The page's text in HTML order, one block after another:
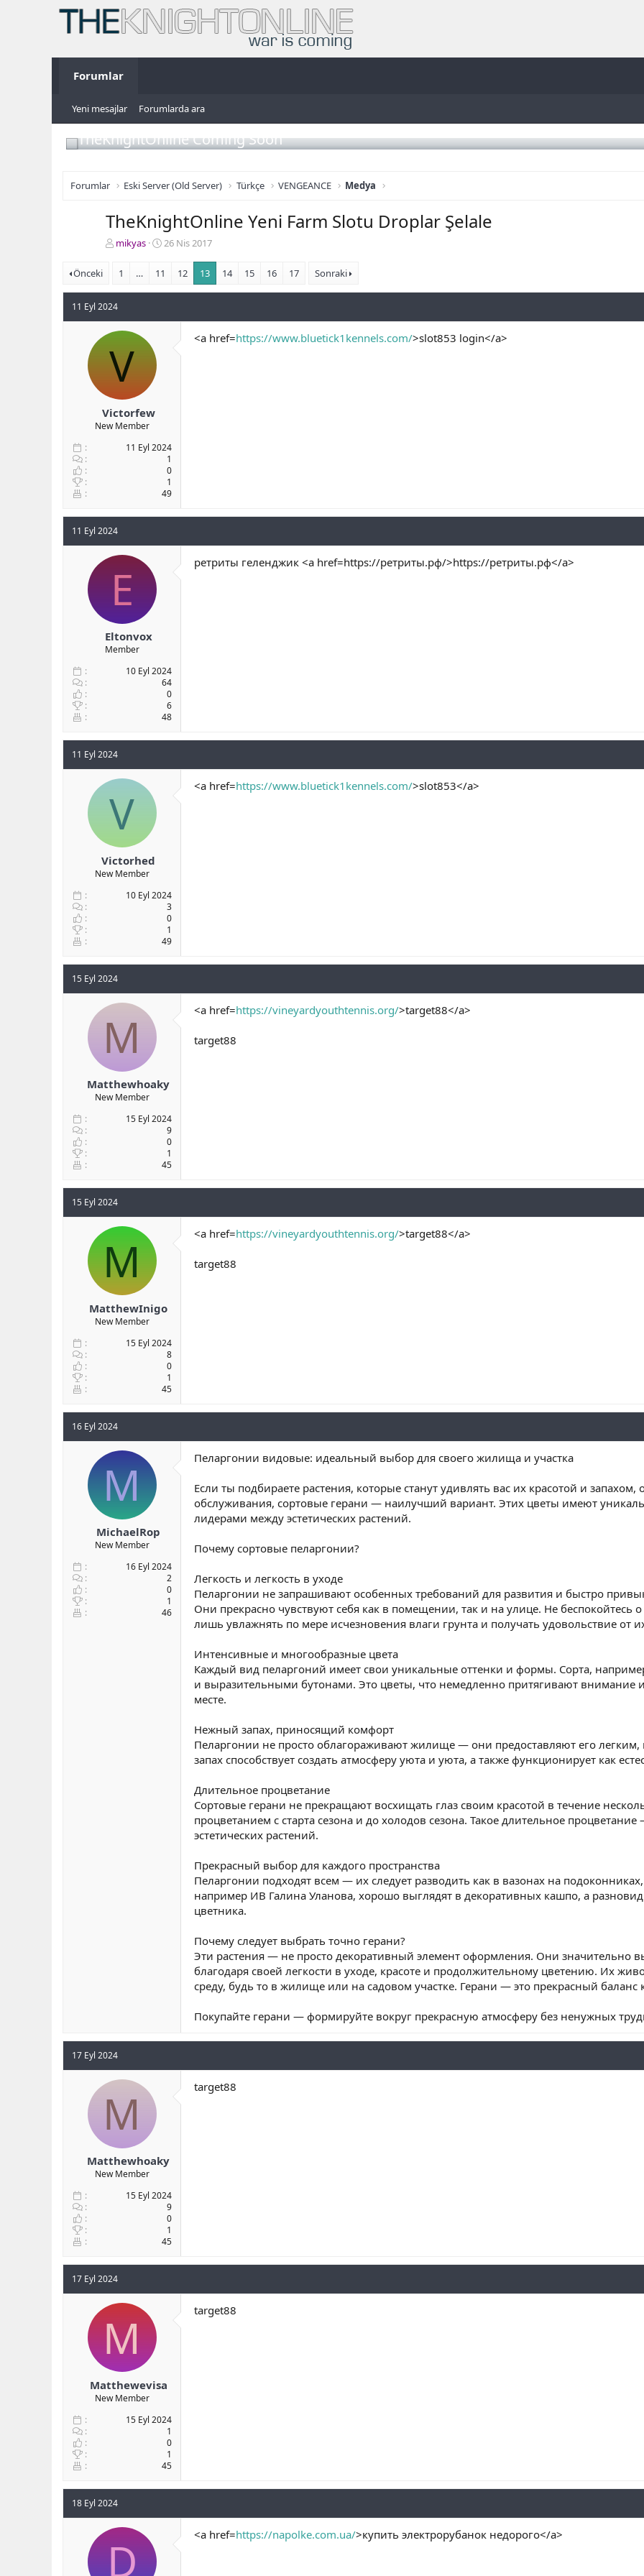
Forumlar
Yeni mesajlar Forumlarda ara
TheKnightOnline Coming Soon
Forumlar Eski Server (Old Server) Türkçe VENGEANCE Medya
TheKnightOnline Yeni Farm Slotu Droplar Şelale
K
n
u
y
u
b
ş
l
a
t
a
n
mikyas
B
ş
a
g
26 Nis 2017
Önceki 1 … 11 12 13 14 15 16 17 Sonraki
11 Eyl 2024
V
Victorfew
New Member
11 Eyl 2024
1
0
1
49
<a href=https://www.bluetick1kennels.com/>slot853 login</a>
11 Eyl 2024
E
Eltonvox
Member
10 Eyl 2024
64
0
6
48
ретриты геленджик <a href=https://ретриты.рф/>https://ретриты.рф</a>
11 Eyl 2024
V
Victorhed
New Member
10 Eyl 2024
3
0
1
49
<a href=https://www.bluetick1kennels.com/>slot853</a>
15 Eyl 2024
M
Matthewhoaky
New Member
15 Eyl 2024
9
0
1
45
<a href=https://vineyardyouthtennis.org/>target88</a>
target88
15 Eyl 2024
M
MatthewInigo
New Member
15 Eyl 2024
8
0
1
45
<a href=https://vineyardyouthtennis.org/>target88</a>
target88
16 Eyl 2024
M
MichaelRop
New Member
16 Eyl 2024
2
0
1
46
Пеларгонии видовые: идеальный выбор для своего жилища и участка
Если ты подбираете растения, которые станут удивлять вас их красотой и
обслуживания, сортовые герани — наилучший вариант. Этих цветы имеют
лидерами между эстетических растений.
Почему сортовые пеларгонии?
Легкость и легкость в уходе
Пеларгонии не запрашивают особенных требований для развития и быстро
Они прекрасно чувствуют себя как в помещении, так и на улице. Не беспокойтесь
лишь увлажнять по мере исчезновения влаги грунта и получать удовольствие от
Интенсивные и многообразные цвета
Каждый вид пеларгоний имеет свои уникальные оттенки и формы. Сорта,
и выразительными бутонами. Это цветы, что немедленно притягивают внимание
месте.
Нежный запах, приносящий комфорт
Пеларгонии не просто облагораживают жилище — они предоставляют его
запах способствует создать атмосферу уюта и уюта, а также функционирует как
Длительное процветание
Сортовые герани не прекращают восхищать глаз своим красотой в течение
процветанием с старта сезона и до холодов сезона. Такое длительное
эстетических растений.
Прекрасный выбор для каждого пространства
Пеларгонии подходят всем — их следует разводить как в вазонах на
например ИВ Галина Уланова, хорошо выглядят в декоративных кашпо, а
цветника.
Почему следует выбрать точно герани?
Эти растения — не просто декоративный элемент оформления. Они значительно
благодаря своей легкости в уходе, красоте и продолжительному цветению. Их
среду, будь то в жилище или на садовом участке. Герани — это прекрасный баланс
Покупайте герани — формируйте вокруг прекрасную атмосферу без ненужных
17 Eyl 2024
M
Matthewhoaky
New Member
15 Eyl 2024
9
0
1
45
target88
17 Eyl 2024
M
Matthewevisa
New Member
15 Eyl 2024
1
0
1
45
target88
18 Eyl 2024
D <a href=https://napolke.com.ua/>купить электрорубанок недорого</a>